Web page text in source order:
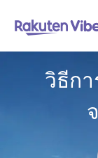
วิธีก